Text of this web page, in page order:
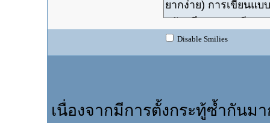
Disable Smilies
เนื่องจากมีการตั้งกระทู้ซ้ำกันม